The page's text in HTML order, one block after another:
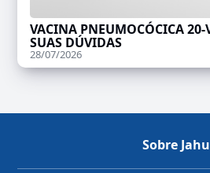
VACINA PNEUMOCÓCICA 20-
SUAS DÚVIDAS
28/07/2026
Sobre Jahu